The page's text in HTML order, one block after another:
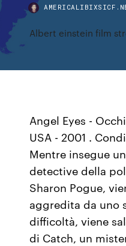
Albert einstein film
Angel Eyes -
USA - 2001 .
Mentre insegue
detective della
Sharon Pogue,
aggredita da uno
difficoltà, viene
di Catch, un